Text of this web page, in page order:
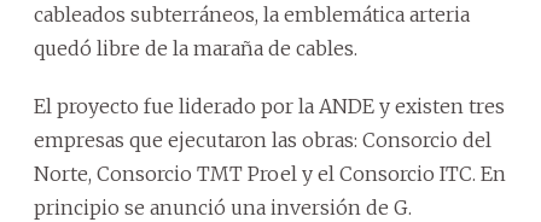
cableados subterráneos, la emblemática arteria
quedó libre de la maraña de cables.
El proyecto fue liderado por la ANDE y existen tres
empresas que ejecutaron las obras: Consorcio del
Norte, Consorcio TMT Proel y el Consorcio ITC. En
principio se anunció una inversión de G.